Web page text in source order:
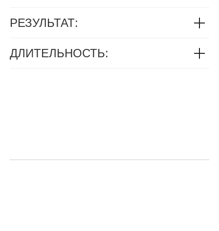
РЕЗУЛЬТАТ:
ДЛИТЕЛЬНОСТЬ: